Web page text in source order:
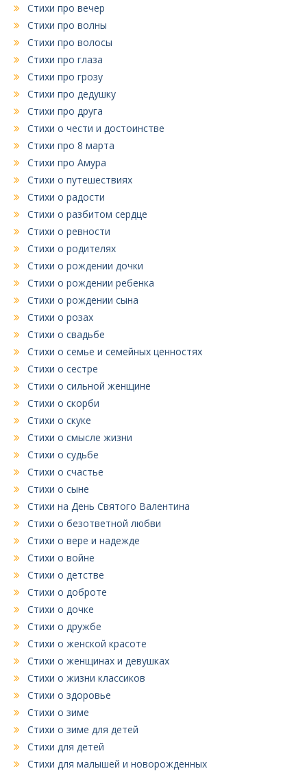
Стихи про вечер
Стихи про волны
Стихи про волосы
Стихи про глаза
Стихи про грозу
Стихи про дедушку
Стихи про друга
Стихи о чести и достоинстве
Стихи про 8 марта
Стихи про Амура
Стихи о путешествиях
Стихи о радости
Стихи о разбитом сердце
Стихи о ревности
Стихи о родителях
Стихи о рождении дочки
Стихи о рождении ребенка
Стихи о рождении сына
Стихи о розах
Стихи о свадьбе
Стихи о семье и семейных ценностях
Стихи о сестре
Стихи о сильной женщине
Стихи о скорби
Стихи о скуке
Стихи о смысле жизни
Стихи о судьбе
Стихи о счастье
Стихи о сыне
Стихи на День Святого Валентина
Стихи о безответной любви
Стихи о вере и надежде
Стихи о войне
Стихи о детстве
Стихи о доброте
Стихи о дочке
Стихи о дружбе
Стихи о женской красоте
Стихи о женщинах и девушках
Стихи о жизни классиков
Стихи о здоровье
Стихи о зиме
Стихи о зиме для детей
Стихи для детей
Стихи для малышей и новорожденных